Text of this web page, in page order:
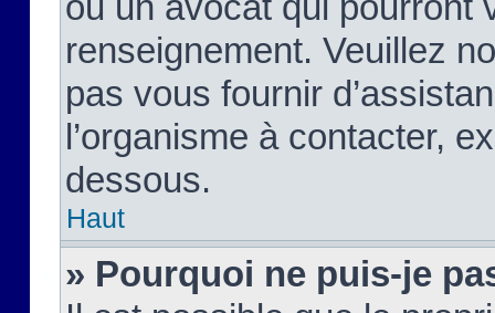
renseignement. Veuillez
pas vous fournir
l’organisme à contacter,
dessous.
Haut
» Pourquoi ne puis-je